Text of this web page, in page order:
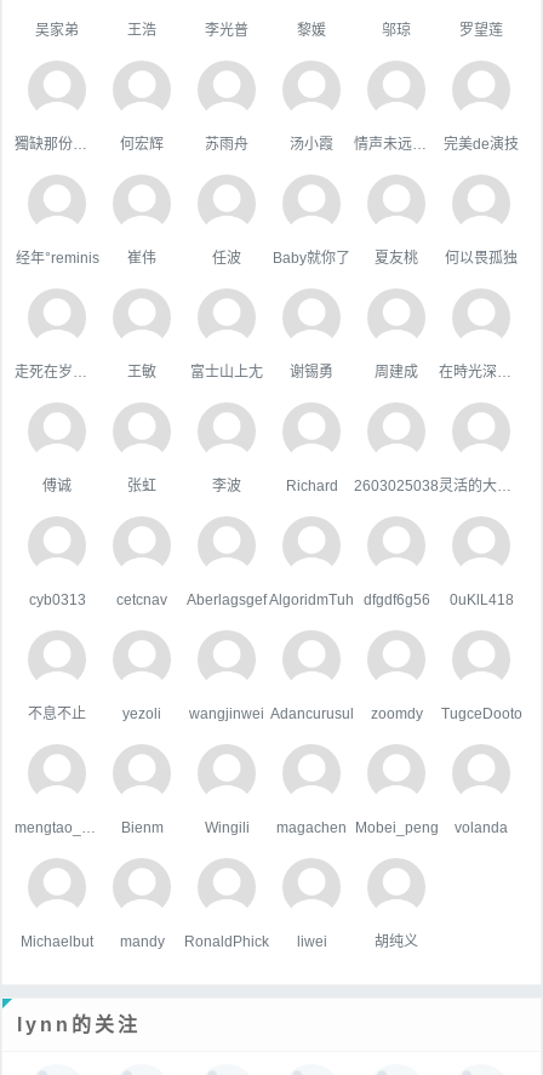
吴家弟 王浩 李光普 黎媛 邬琼 罗望莲
何宏辉 苏雨舟 汤小霞 完美de演技
经年°reminis 崔伟 任波 Baby就你了 夏友桃 何以畏孤独
王敏 富士山上尢 谢锡勇 周建成
傅诚 张虹 李波 Richard 2603025038
cyb0313 cetcnav AberlagsgefAlgoridmTuh dfgdf6g56 0uKlL418
不息不止 yezoli wangjinwei Adancurusul zoomdy TugceDooto
Bienm Wingili magachen Mobei_peng volanda
Michaelbut mandy RonaldPhick liwei 胡纯义
lynn的关注